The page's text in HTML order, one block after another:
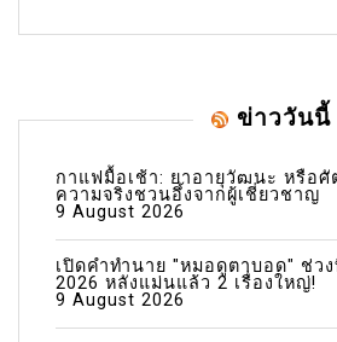
ข่าววันนี้
กาแฟมื้อเช้า: ยาอายุวัฒนะ หรือศั
ความจริงชวนอึ้งจากผู้เชี่ยวชาญ
9 August 2026
เปิดคำทำนาย "หมอดูตาบอด" ช่ว
2026 หลังแม่นแล้ว 2 เรื่องใหญ่!
9 August 2026